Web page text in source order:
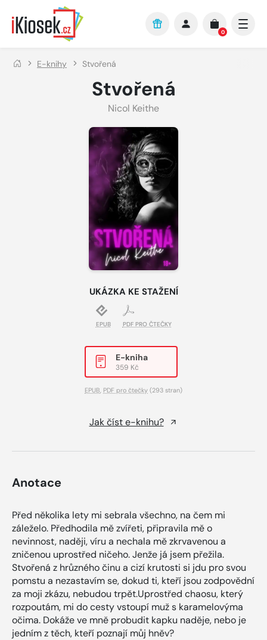
Přejít na hlavní obsah
0
E-knihy Stvořená
Stvořená
Nicol Keithe
UKÁZKA KE STAŽENÍ
EPUB PDF PRO ČTEČKY
E-kniha
359 Kč
EPUB PDF pro čtečky (293 stran)
Jak číst e-knihu?
Anotace
Před několika lety mi sebrala všechno, na čem mi
záleželo. Předhodila mě zvířeti, připravila mě o
nevinnost, naději, víru a nechala mě zkrvavenou a
zničenou uprostřed ničeho. Jenže já jsem přežila.
Stvořená z hrůzného činu a cizí krutosti si jdu pro svou
pomstu a nezastavím se, dokud ti, kteří jsou zodpovědní
za moji zkázu, nebudou trpět.Uprostřed chaosu, který
rozpoutám, mi do cesty vstoupí muž s karamelovýma
očima. Dokáže ve mně probudit kapku naděje, nebo je
jedním z těch, kteří poznají můj hněv?